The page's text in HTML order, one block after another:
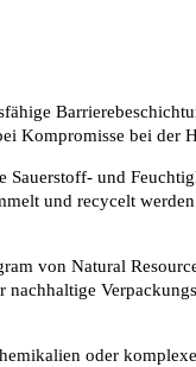
Kompromisse bei der
und
und recycelt
von Natural
oder